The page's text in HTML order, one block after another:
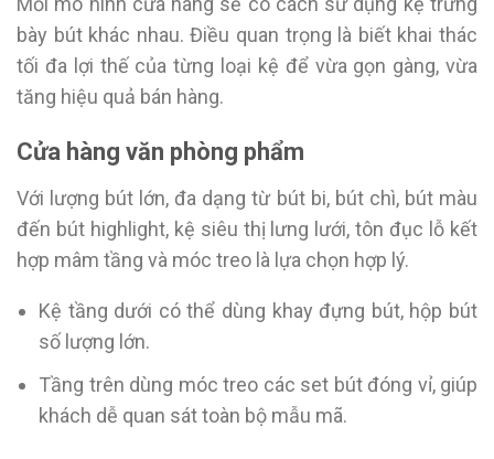
bày bút khác nhau. Điều quan trọng là biết khai thác
tối đa lợi thế của từng loại kệ để vừa gọn gàng, vừa
tăng hiệu quả bán hàng.
Cửa hàng văn phòng phẩm
Với lượng bút lớn, đa dạng từ bút bi, bút chì, bút màu
đến bút highlight, kệ siêu thị lưng lưới, tôn đục lỗ kết
hợp mâm tầng và móc treo là lựa chọn hợp lý.
Kệ tầng dưới có thể dùng khay đựng bút, hộp bút
số lượng lớn.
Tầng trên dùng móc treo các set bút đóng vỉ, giúp
khách dễ quan sát toàn bộ mẫu mã.